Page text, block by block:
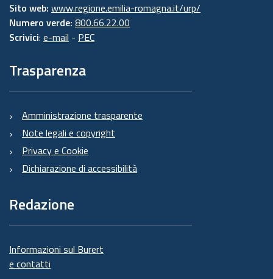
Sito web: www.regione.emilia-romagna.it/urp/
Numero verde: 800.66.22.00
Scrivici: e-mail - PEC
Trasparenza
Amministrazione trasparente
Note legali e copyright
Privacy e Cookie
Dichiarazione di accessibilità
Redazione
Informazioni sul Burert
e contatti